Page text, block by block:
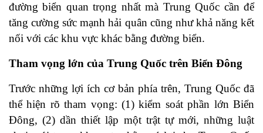
đường biển quan trọng nhất mà Trung Quốc cần để
tăng cường sức mạnh hải quân cũng như khả năng kết
nối với các khu vực khác bằng đường biển.
Tham vọng lớn của Trung Quốc trên Biển Đông
Trước những lợi ích cơ bản phía trên, Trung Quốc đã
thể hiện rõ tham vọng: (1) kiểm soát phần lớn Biển
Đông, (2) dần thiết lập một trật tự mới, những luật